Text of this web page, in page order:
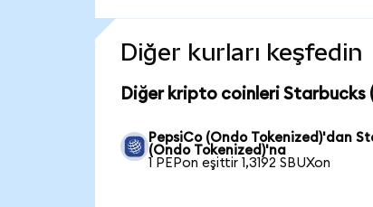
Diğer kurları keşfedin
Diğer kripto coinleri Starbucks
PepsiCo (Ondo Tokenized)'dan
(Ondo Tokenized)'na
1 PEPon eşittir 1,3192 SBUXon